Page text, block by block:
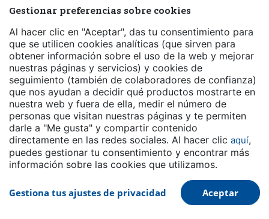
Gestionar preferencias sobre cookies
Al hacer clic en "Aceptar", das tu consentimiento para
que se utilicen cookies analíticas (que sirven para
obtener información sobre el uso de la web y mejorar
nuestras páginas y servicios) y cookies de
seguimiento (también de colaboradores de confianza)
que nos ayudan a decidir qué productos mostrarte en
nuestra web y fuera de ella, medir el número de
personas que visitan nuestras páginas y te permiten
darle a "Me gusta" y compartir contenido
directamente en las redes sociales. Al hacer clic aquí,
puedes gestionar tu consentimiento y encontrar más
información sobre las cookies que utilizamos.
Gestiona tus ajustes de privacidad Aceptar
Política de Cookies
Preguntas frecuentes
Contacto
Eventos
Canal de Transparencia